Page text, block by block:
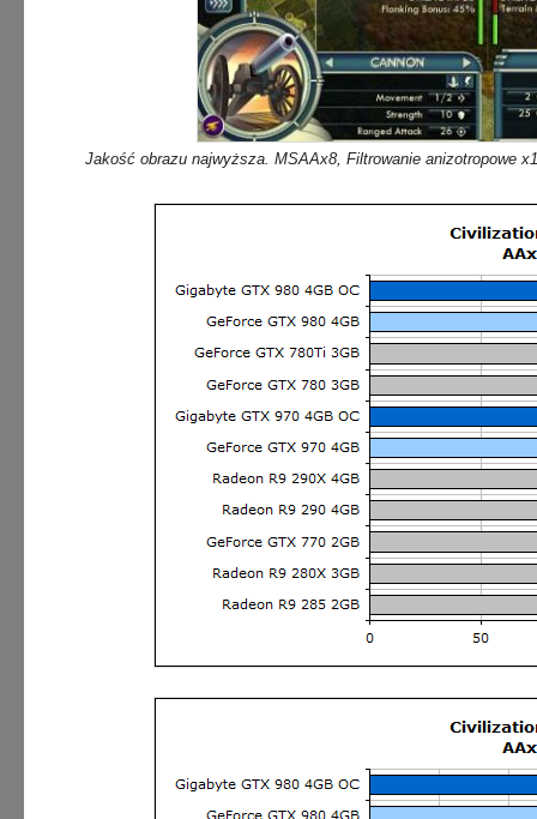
Jakość obrazu najwyższa. MSAAx8, Filtrowanie anizotropowe